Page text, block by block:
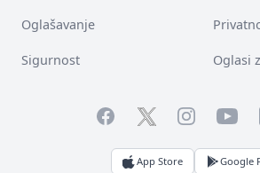
Oglašavanje
Sigurnost Oglasi
FacebookTwitterInstagram
App Store Google